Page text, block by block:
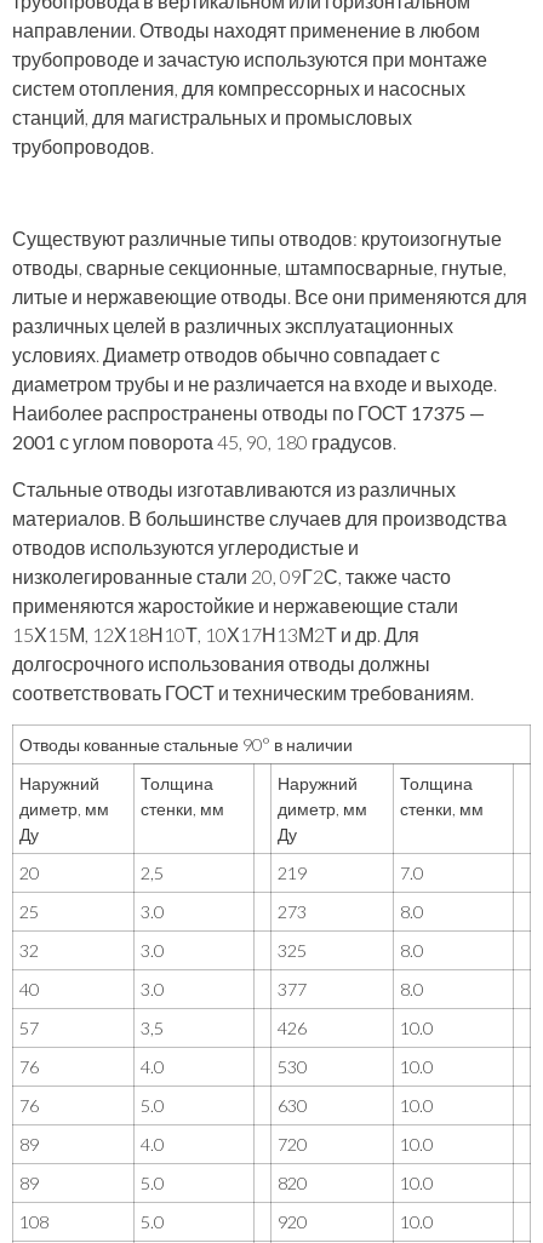
направлении. Отводы находят применение в любом
трубопроводе и зачастую используются при монтаже
систем отопления, для компрессорных и насосных
станций, для магистральных и промысловых
трубопроводов.
Существуют различные типы отводов: крутоизогнутые
отводы, сварные секционные, штампосварные, гнутые,
литые и нержавеющие отводы. Все они применяются для
различных целей в различных эксплуатационных
условиях. Диаметр отводов обычно совпадает с
диаметром трубы и не различается на входе и выходе.
Наиболее распространены отводы по ГОСТ 17375 —
2001 с углом поворота 45, 90, 180 градусов.
Стальные отводы изготавливаются из различных
материалов. В большинстве случаев для производства
отводов используются углеродистые и
низколегированные стали 20, 09Г2С, также часто
применяются жаростойкие и нержавеющие стали
15Х15М, 12Х18Н10Т, 10Х17Н13М2Т и др. Для
долгосрочного использования отводы должны
соответствовать ГОСТ и техническим требованиям.
Отводы кованные стальные 90° в наличии
Наружний
диметр, мм
Ду
Толщина
стенки, мм
Наружний
диметр, мм
Ду
Толщина
стенки, мм
20 2,5 219
7.0
25
3.0 273
8.0
32
3.0 325
8.0
40
3.0 377
8.0
57
3,5 426
10.0
76
4.0 530
10.0
76
5.0 630
10.0
89
4.0 720
10.0
89
5.0 820
10.0
108
5.0 920
10.0